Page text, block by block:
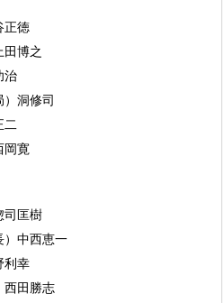
正徳
博之
治
洞修司
二
岡寛
司匡樹
中西恵一
利幸
田勝志